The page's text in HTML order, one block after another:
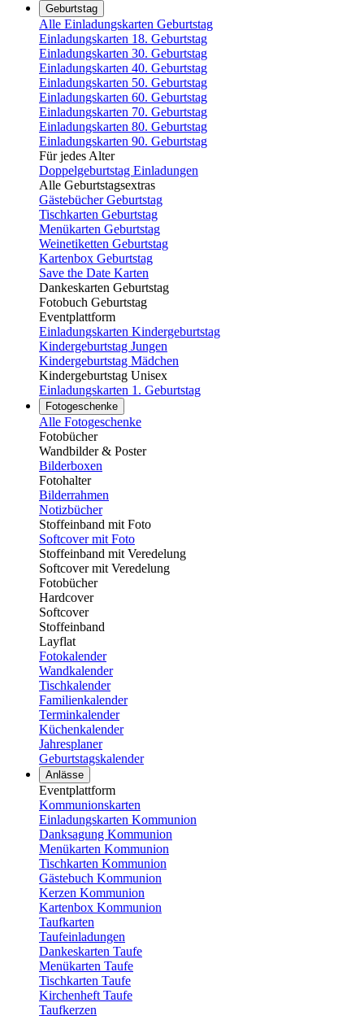
Geburtstag
Alle Einladungskarten Geburtstag
Einladungskarten 18. Geburtstag
Einladungskarten 30. Geburtstag
Einladungskarten 40. Geburtstag
Einladungskarten 50. Geburtstag
Einladungskarten 60. Geburtstag
Einladungskarten 70. Geburtstag
Einladungskarten 80. Geburtstag
Einladungskarten 90. Geburtstag
Für jedes Alter
Doppelgeburtstag Einladungen
Alle Geburtstagsextras
Gästebücher Geburtstag
Tischkarten Geburtstag
Menükarten Geburtstag
Weinetiketten Geburtstag
Kartenbox Geburtstag
Save the Date Karten
Dankeskarten Geburtstag
Fotobuch Geburtstag
Eventplattform
Einladungskarten Kindergeburtstag
Kindergeburtstag Jungen
Kindergeburtstag Mädchen
Kindergeburtstag Unisex
Einladungskarten 1. Geburtstag
Fotogeschenke
Alle Fotogeschenke
Fotobücher
Wandbilder & Poster
Bilderboxen
Fotohalter
Bilderrahmen
Notizbücher
Stoffeinband mit Foto
Softcover mit Foto
Stoffeinband mit Veredelung
Softcover mit Veredelung
Fotobücher
Hardcover
Softcover
Stoffeinband
Layflat
Fotokalender
Wandkalender
Tischkalender
Familienkalender
Terminkalender
Küchenkalender
Jahresplaner
Geburtstagskalender
Anlässe
Eventplattform
Kommunionskarten
Einladungskarten Kommunion
Danksagung Kommunion
Menükarten Kommunion
Tischkarten Kommunion
Gästebuch Kommunion
Kerzen Kommunion
Kartenbox Kommunion
Taufkarten
Taufeinladungen
Dankeskarten Taufe
Menükarten Taufe
Tischkarten Taufe
Kirchenheft Taufe
Taufkerzen